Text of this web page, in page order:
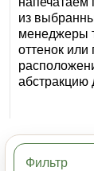
из
менеджеры
оттенок
абстракцию
Фильтр